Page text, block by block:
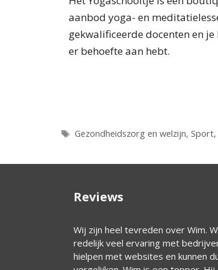
aanbod yoga- en
gekwalificeerde docenten en
er behoefte aan hebt.
Tags
Gezondheidszorg en welzijn, Sport,
Reviews
Wij zijn heel tevreden over Wim.
redelijk veel ervaring met
hielpen met websites en kunnen